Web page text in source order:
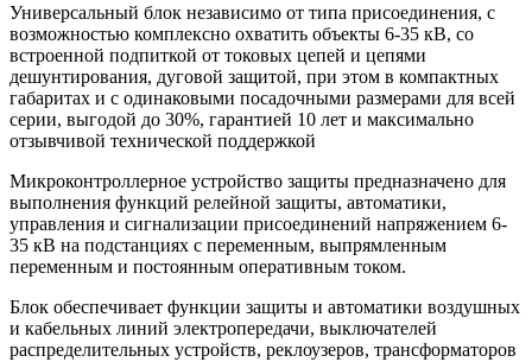
Универсальный блок независимо от типа присоединения, с
возможностью комплексно охватить объекты 6-35 кВ, со
встроенной подпиткой от токовых цепей и цепями
дешунтирования, дуговой защитой, при этом в компактных
габаритах и с одинаковыми посадочными размерами для всей
серии, выгодой до 30%, гарантией 10 лет и максимально
отзывчивой технической поддержкой
Микроконтроллерное устройство защиты предназначено для
выполнения функций релейной защиты, автоматики,
управления и сигнализации присоединений напряжением 6-
35 кВ на подстанциях с переменным, выпрямленным
переменным и постоянным оперативным током.
Блок обеспечивает функции защиты и автоматики воздушных
и кабельных линий электропередачи, выключателей
распределительных устройств, реклоузеров, трансформаторов